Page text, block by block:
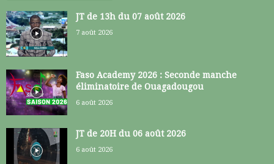
JT de 13h du 07 août 2026
7 août 2026
Faso Academy 2026 : Seconde manche
éliminatoire de Ouagadougou
6 août 2026
JT de 20H du 06 août 2026
6 août 2026